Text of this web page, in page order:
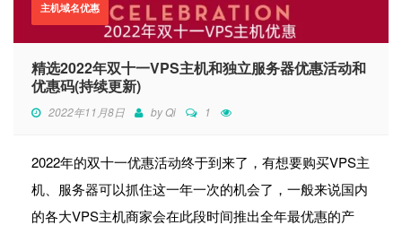
主机域名优惠
精选2022年双十一VPS主机和独立服务器优惠活动和
优惠码(持续更新)
2022年11月8日 byQi 1
2022年的双十一优惠活动终于到来了，有想要购买VPS主
机、服务器可以抓住这一年一次的机会了，一般来说国内
的各大VPS主机商家会在此段时间推出全年最优惠的产